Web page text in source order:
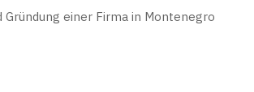
Gründung einer Firma in Montenegro